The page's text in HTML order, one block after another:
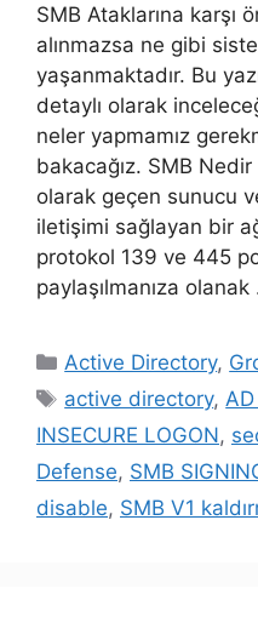
SMB Ataklarına karşı
alınmazsa ne gibi
yaşanmaktadır. Bu
detaylı olarak
neler yapmamız
bakacağız. SMB
olarak geçen sunucu
iletişimi sağlayan bir
protokol 139 ve 445
paylaşılmanıza
Kategoriler
Active Directory,
Etiketler
active directory,
INSECURE LOGON,
Defense, SMB
disable, SMB V1